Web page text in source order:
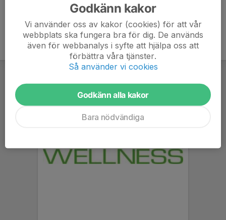
Godkänn kakor
Vi använder oss av kakor (cookies) för att vår
webbplats ska fungera bra för dig. De används
även för webbanalys i syfte att hjälpa oss att
förbättra våra tjänster.
Så använder vi cookies
Godkänn alla kakor
Bara nödvändiga